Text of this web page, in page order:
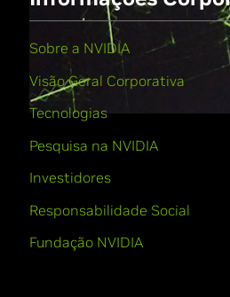
Sobre a NVIDIA
Visão Geral Corporativa
Tecnologias
Pesquisa na NVIDIA
Investidores
Responsabilidade Social
Fundação NVIDIA